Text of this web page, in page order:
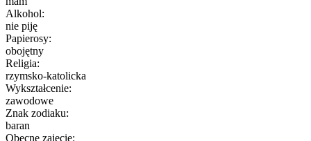
Alkohol:
nie piję
Papierosy:
obojętny
Religia:
rzymsko-katolicka
Wykształcenie:
zawodowe
Znak zodiaku:
baran
Obecne zajęcie: